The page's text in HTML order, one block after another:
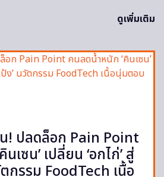
ดูเพิ่มเติม
! ปลดล็อก Pain Point
เซน’ เปลี่ยน ‘อกไก่’ สู่
ตกรรม FoodTech เนื้อ